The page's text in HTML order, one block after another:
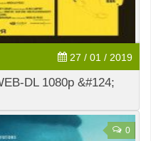
27 / 01 / 2019
DL 1080p &#124;
0